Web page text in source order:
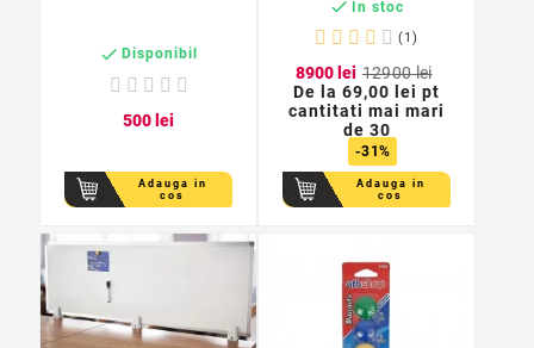
 Disponibil
500 lei
Adauga in
cos
 In stoc
(1)
8900lei 12900lei
De la69,00 lei pt
cantitati mai mari
de 30
-31%
Adauga in
cos